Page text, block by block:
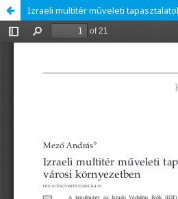
Izraeli multitér mûveleti